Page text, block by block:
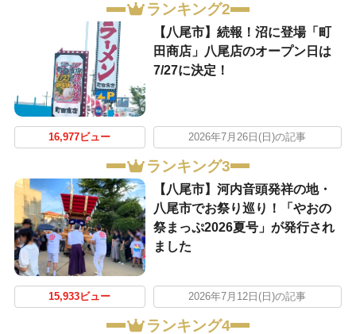
ランキング2
【八尾市】続報！沼に登場「町
田商店」八尾店のオープン日は
7/27に決定！
16,977ビュー 2026年7月26日(日)の記事
ランキング3
【八尾市】河内音頭発祥の地・
八尾市でお祭り巡り！「やおの
祭まっぷ2026夏号」が発行され
ました
15,933ビュー 2026年7月12日(日)の記事
ランキング4